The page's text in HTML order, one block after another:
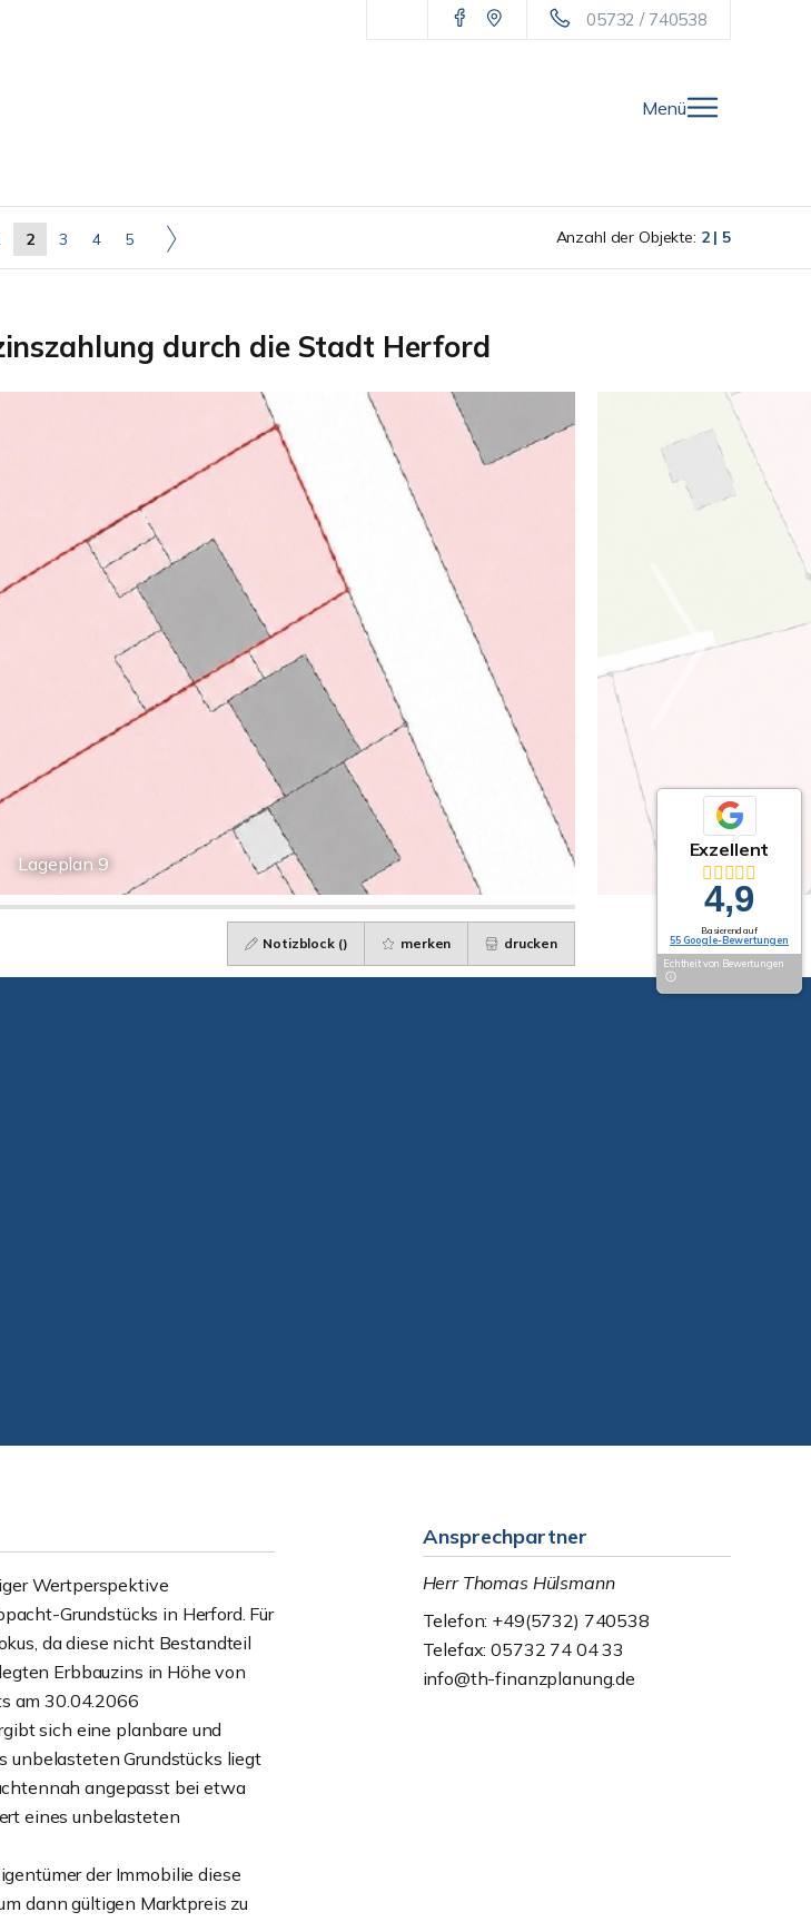
05732 / 740538
Menü
2 3 4 5 Anzahl der Objekte: 2 | 5
durch die Stadt Herford
Lageplan 9
Notizblock () merken drucken
Wertperspektive
Grundstücks in Herford. Für
da diese nicht Bestandteil
Erbbauzins in Höhe von
am 30.04.2066
sich eine planbare und
unbelasteten Grundstücks liegt
angepasst bei etwa
eines unbelasteten
der Immobilie diese
dann gültigen Marktpreis zu
Ansprechpartner
Herr Thomas Hülsmann
Telefon: +49(5732) 740538
Telefax: 05732 74 04 33
info@th-finanzplanung.de
Exzellent
4,9
Basierend auf
55 Google-Bewertungen
Echtheit von Bewertungen